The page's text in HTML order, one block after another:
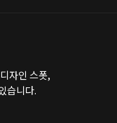
자인 스폿,
습니다.